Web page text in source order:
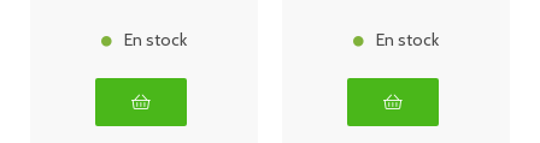
En stock En stock